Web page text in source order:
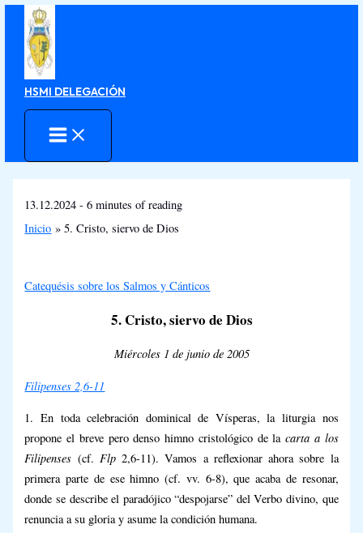
Ir
contenido
HSMI DELEGACIÓN
13.12.2024-6 minutes of reading
Inicio
5. Cristo, siervo de Dios
Catequésis sobre los Salmos y Cánticos
5. Cristo, siervo de Dios
Miércoles 1 de junio de 2005
Filipenses 2,6-11
1. En toda celebración dominical de Vísperas, la liturgia nos
propone el breve pero denso himno cristológico de lacarta a los
Filipenses (cf. Flp2,6-11). Vamos a reflexionar ahora sobre la
primera parte de ese himno (cf. vv. 6-8), que acaba de resonar,
donde se describe el paradójico “despojarse” del Verbo divino, que
renuncia a su gloria y asume la condición humana.